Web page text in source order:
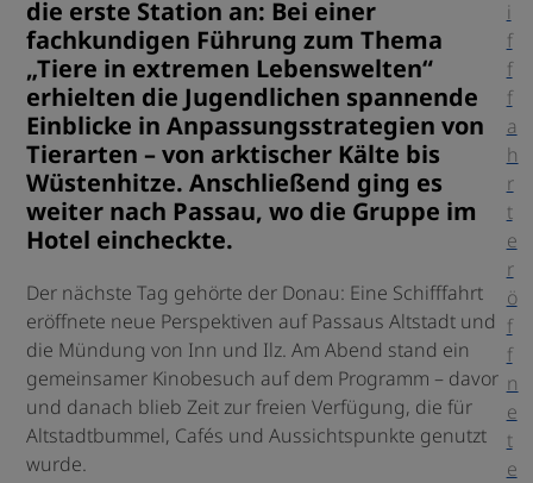
die erste Station an: Bei einer
fachkundigen Führung zum Thema
„Tiere in extremen Lebenswelten“
erhielten die Jugendlichen spannende
Einblicke in Anpassungsstrategien von
Tierarten – von arktischer Kälte bis
Wüstenhitze. Anschließend ging es
weiter nach Passau, wo die Gruppe im
Hotel eincheckte.
Der nächste Tag gehörte der Donau: Eine Schifffahrt
eröffnete neue Perspektiven auf Passaus Altstadt und
die Mündung von Inn und Ilz. Am Abend stand ein
gemeinsamer Kinobesuch auf dem Programm – davor
und danach blieb Zeit zur freien Verfügung, die für
Altstadtbummel, Cafés und Aussichtspunkte genutzt
wurde.
i
f
f
f
a
h
r
t
e
r
ö
f
f
n
e
t
e